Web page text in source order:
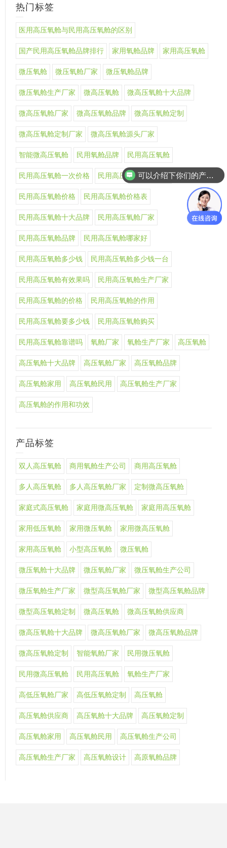
热门标签
医用高压氧舱与民用高压氧舱的区别
国产民用高压氧舱品牌排行 家用氧舱品牌 家用高压氧舱
微压氧舱 微压氧舱厂家 微压氧舱品牌
微压氧舱生产厂家 微高压氧舱 微高压氧舱十大品牌
微高压氧舱厂家 微高压氧舱品牌 微高压氧舱定制
微高压氧舱定制厂家 微高压氧舱源头厂家
智能微高压氧舱 民用氧舱品牌 民用高压氧舱
民用高压氧舱一次价格 民用高压氧舱上市公司
民用高压氧舱价格 民用高压氧舱价格表
民用高压氧舱十大品牌 民用高压氧舱厂家
民用高压氧舱品牌 民用高压氧舱哪家好
民用高压氧舱多少钱 民用高压氧舱多少钱一台
民用高压氧舱有效果吗 民用高压氧舱生产厂家
民用高压氧舱的价格 民用高压氧舱的作用
民用高压氧舱要多少钱 民用高压氧舱购买
民用高压氧舱靠谱吗 氧舱厂家 氧舱生产厂家 高压氧舱
高压氧舱十大品牌 高压氧舱厂家 高压氧舱品牌
高压氧舱家用 高压氧舱民用 高压氧舱生产厂家
高压氧舱的作用和功效
产品标签
双人高压氧舱 商用氧舱生产公司 商用高压氧舱
多人高压氧舱 多人高压氧舱厂家 定制微高压氧舱
家庭式高压氧舱 家庭用微高压氧舱 家庭用高压氧舱
家用低压氧舱 家用微压氧舱 家用微高压氧舱
家用高压氧舱 小型高压氧舱 微压氧舱
微压氧舱十大品牌 微压氧舱厂家 微压氧舱生产公司
微压氧舱生产厂家 微型高压氧舱厂家 微型高压氧舱品牌
微型高压氧舱定制 微高压氧舱 微高压氧舱供应商
微高压氧舱十大品牌 微高压氧舱厂家 微高压氧舱品牌
微高压氧舱定制 智能氧舱厂家 民用微压氧舱
民用微高压氧舱 民用高压氧舱 氧舱生产厂家
高低压氧舱厂家 高低压氧舱定制 高压氧舱
高压氧舱供应商 高压氧舱十大品牌 高压氧舱定制
高压氧舱家用 高压氧舱民用 高压氧舱生产公司
高压氧舱生产厂家 高压氧舱设计 高原氧舱品牌
可以介绍下你们的产品么
你们是怎么收费的呢